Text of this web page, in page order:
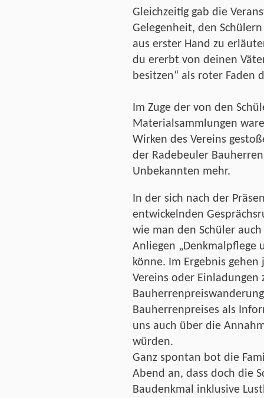
Gleichzeitig gab die
Gelegenheit, den
aus erster Hand zu
du ererbt von deinen
besitzen“ als roter Faden
Im Zuge der von den
Materialsammlungen
Wirken des Vereins
der Radebeuler
Unbekannten mehr.
In der sich nach der
entwickelnden
wie man den Schüler
Anliegen „Denkmalpflege
könne. Im Ergebnis
Vereins oder Einladungen
Bauherrenpreises als
uns auch über die
würden.
Ganz spontan bot die
Abend an, dass doch die
Baudenkmal inklusive